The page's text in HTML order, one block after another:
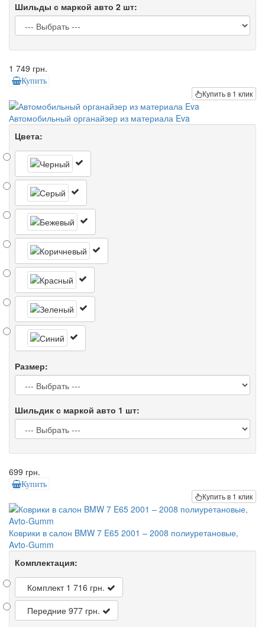
Шильды с маркой авто 2 шт:
1 749 грн.
Купить
Купить в 1 клик
Автомобильный органайзер из материала Eva
Цвета:
Размер:
Шильдик с маркой авто 1 шт:
699 грн.
Купить
Купить в 1 клик
Коврики в салон BMW 7 E65 2001 – 2008 полиуретановые,
Avto-Gumm
Комплектация:
Комплект 1 716 грн.
Передние 977 грн.